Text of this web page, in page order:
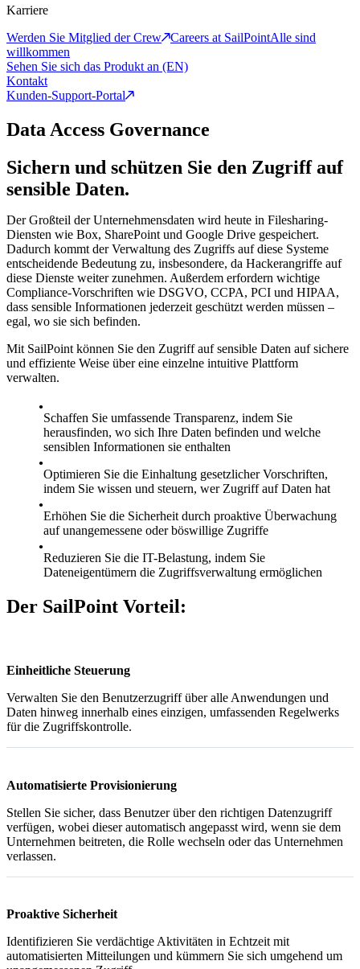
Karriere
Werden Sie Mitglied der Crew
Careers at SailPointAlle sind
willkommen
Sehen Sie sich das Produkt an (EN)
Kontakt
Kunden-Support-Portal
Data Access Governance
Sichern und schützen Sie den Zugriff auf
sensible Daten.
Der Großteil der Unternehmensdaten wird heute in Filesharing-
Diensten wie Box, SharePoint und Google Drive gespeichert.
Dadurch kommt der Verwaltung des Zugriffs auf diese Systeme
entscheidende Bedeutung zu, insbesondere, da Hackerangriffe auf
diese Dienste weiter zunehmen. Außerdem erfordern wichtige
Compliance-Vorschriften wie DSGVO, CCPA, PCI und HIPAA,
dass sensible Informationen jederzeit geschützt werden müssen –
egal, wo sie sich befinden.
Mit SailPoint können Sie den Zugriff auf sensible Daten auf sichere
und effiziente Weise über eine einzelne intuitive Plattform
verwalten.
Schaffen Sie umfassende Transparenz, indem Sie
herausfinden, wo sich Ihre Daten befinden und welche
sensiblen Informationen sie enthalten
Optimieren Sie die Einhaltung gesetzlicher Vorschriften,
indem Sie wissen und steuern, wer Zugriff auf Daten hat
Erhöhen Sie die Sicherheit durch proaktive Überwachung
auf unangemessene oder böswillige Zugriffe
Reduzieren Sie die IT-Belastung, indem Sie
Dateneigentümern die Zugriffsverwaltung ermöglichen
Der SailPoint Vorteil:
Einheitliche Steuerung
Verwalten Sie den Benutzerzugriff über alle Anwendungen und
Daten hinweg innerhalb eines einzigen, umfassenden Regelwerks
für die Zugriffskontrolle.
Automatisierte Provisionierung
Stellen Sie sicher, dass Benutzer über den richtigen Datenzugriff
verfügen, wobei dieser automatisch angepasst wird, wenn sie dem
Unternehmen beitreten, die Rolle wechseln oder das Unternehmen
verlassen.
Proaktive Sicherheit
Identifizieren Sie verdächtige Aktivitäten in Echtzeit mit
automatisierten Mitteilungen und kümmern Sie sich umgehend um